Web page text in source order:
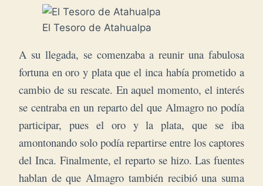
El Tesoro de Atahualpa
A su llegada, se comenzaba a reunir una fabulosa
fortuna en oro y plata que el inca había prometido a
cambio de su rescate. En aquel momento, el interés
se centraba en un reparto del que Almagro no podía
participar, pues el oro y la plata, que se iba
amontonando solo podía repartirse entre los captores
del Inca. Finalmente, el reparto se hizo. Las fuentes
hablan de que Almagro también recibió una suma